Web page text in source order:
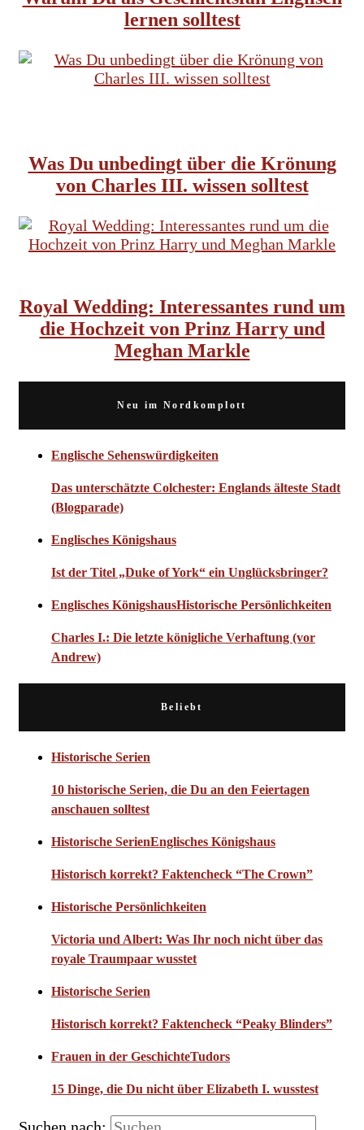
lernen solltest
Was Du unbedingt über die Krönung
von Charles III. wissen solltest
Royal Wedding: Interessantes rund um
die Hochzeit von Prinz Harry und
Meghan Markle
Neu im Nordkomplott
Englische Sehenswürdigkeiten
Das unterschätzte Colchester: Englands älteste Stadt
(Blogparade)
Englisches Königshaus
Ist der Titel „Duke of York“ ein Unglücksbringer?
Englisches KönigshausHistorische Persönlichkeiten
Charles I.: Die letzte königliche Verhaftung (vor
Andrew)
Beliebt
Historische Serien
10 historische Serien, die Du an den Feiertagen
anschauen solltest
Historische SerienEnglisches Königshaus
Historisch korrekt? Faktencheck “The Crown”
Historische Persönlichkeiten
Victoria und Albert: Was Ihr noch nicht über das
royale Traumpaar wusstet
Historische Serien
Historisch korrekt? Faktencheck “Peaky Blinders”
Frauen in der GeschichteTudors
15 Dinge, die Du nicht über Elizabeth I. wusstest